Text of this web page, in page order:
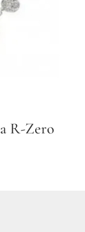
R-Zero